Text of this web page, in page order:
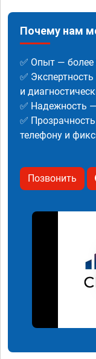
Почему нам
✅ Опыт — более
✅
и
✅ Надежность
✅
телефону и
Позвонить